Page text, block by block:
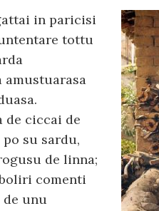
in paricisi
tottu
amustuarasa
de ciccai de
su sardu,
de linna;
comenti
unu